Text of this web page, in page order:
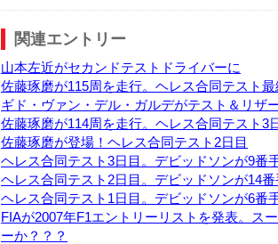
関連エントリー
山本左近がセカンドテストドライバーに
佐藤琢磨が115周を走行。ヘレス合同テスト
ギド・ヴァン・デル・ガルデがテスト＆リザ
佐藤琢磨が114周を走行。ヘレス合同テスト3
佐藤琢磨が登場！ヘレス合同テスト2日目
ヘレス合同テスト3日目。デビッドソンが9番
ヘレス合同テスト2日目。デビッドソンが14
ヘレス合同テスト1日目。デビッドソンが6番
FIAが2007年F1エントリーリストを発表。ス
ーか？？？